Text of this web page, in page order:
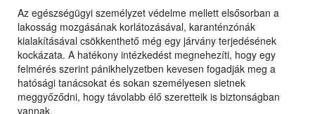
Az egészségügyi személyzet védelme mellett elsősorban a
lakosság mozgásának korlátozásával, karanténzónák
kialakításával csökkenthető még egy járvány terjedésének
kockázata. A hatékony intézkedést megnehezíti, hogy egy
felmérés szerint pánikhelyzetben kevesen fogadják meg a
hatósági tanácsokat és sokan személyesen sietnek
meggyőződni, hogy távolabb élő szeretteik is biztonságban
vannak.